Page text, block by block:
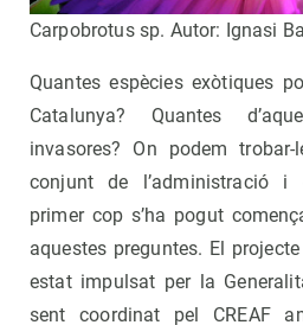
Carpobrotus sp. Autor: Ignasi
Quantes espècies exòtiques
Catalunya? Quantes
invasores?
On podem trobar-
conjunt de l’administració i
primer cop s’ha pogut
aquestes preguntes. El
estat impulsat per la
sent coordinat pel CREAF